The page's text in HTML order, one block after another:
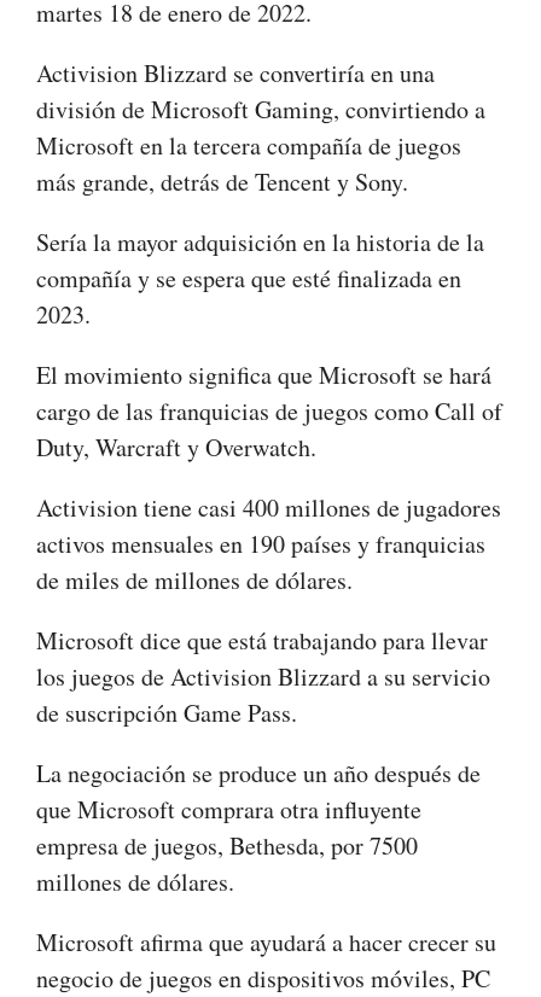
martes 18 de enero de 2022.
Activision Blizzard se convertiría en una
división de Microsoft Gaming, convirtiendo a
Microsoft en la tercera compañía de juegos
más grande, detrás de Tencent y Sony.
Sería la mayor adquisición en la historia de la
compañía y se espera que esté finalizada en
2023.
El movimiento significa que Microsoft se hará
cargo de las franquicias de juegos como Call of
Duty, Warcraft y Overwatch.
Activision tiene casi 400 millones de jugadores
activos mensuales en 190 países y franquicias
de miles de millones de dólares.
Microsoft dice que está trabajando para llevar
los juegos de Activision Blizzard a su servicio
de suscripción Game Pass.
La negociación se produce un año después de
que Microsoft comprara otra influyente
empresa de juegos, Bethesda, por 7500
millones de dólares.
Microsoft afirma que ayudará a hacer crecer su
negocio de juegos en dispositivos móviles, PC